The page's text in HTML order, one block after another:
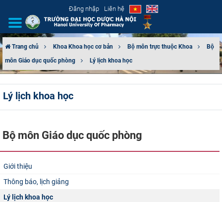
Đăng nhập Liên hệ
GIỚI THIỆU
CƠ CẤU TỔ CHỨC
TUYỂN SINH
ĐÀO TẠO
ĐẢM BẢO CHẤT LƯỢNG
KHOA HỌC CÔNG NGHỆ
Trang chủ Khoa Khoa học cơ bản Bộ môn trực thuộc Khoa
Bộ
môn Giáo dục quốc phòng
Lý lịch khoa học
Lý lịch khoa học
Bộ môn Giáo dục quốc phòng
Giới thiệu
Thông báo, lịch giảng
Lý lịch khoa học